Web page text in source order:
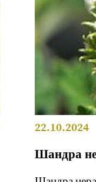
22.10.2024
Шандра